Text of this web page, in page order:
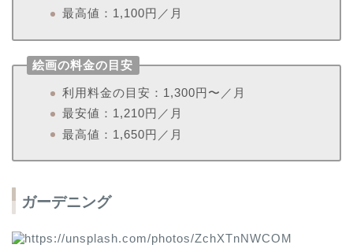
最高値：1,100円／月
絵画の料金の目安
利用料金の目安：1,300円〜／月
最安値：1,210円／月
最高値：1,650円／月
ガーデニング